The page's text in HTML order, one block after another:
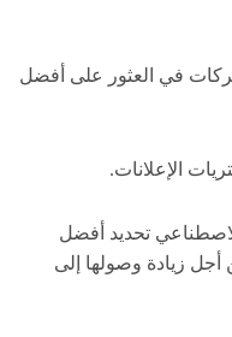
في العثور على أفضل
الإعلانات.
تحديد أفضل
أجل زيادة وصولها إلى